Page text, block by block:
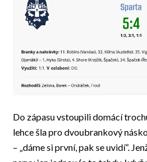
Do zápasu vstoupili domácí
lehce šla pro dvoubrankový
– „dáme si první, pak se uvidí“.